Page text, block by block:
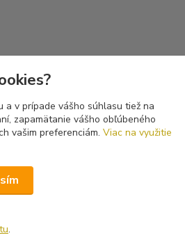
a v prípade vášho súhlasu tiež na
zapamätanie vášho obľúbeného
vašim preferenciám. Viac na využitie
tu.